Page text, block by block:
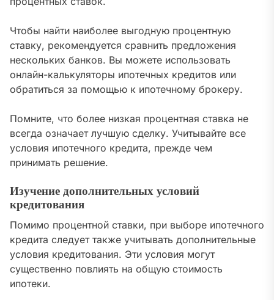
Чтобы найти наиболее выгодную процентную
ставку, рекомендуется сравнить предложения
нескольких банков. Вы можете использовать
онлайн-калькуляторы ипотечных кредитов или
обратиться за помощью к ипотечному брокеру.
Помните, что более низкая процентная ставка не
всегда означает лучшую сделку. Учитывайте все
условия ипотечного кредита, прежде чем
принимать решение.
Изучение дополнительных условий
кредитования
Помимо процентной ставки, при выборе ипотечного
кредита следует также учитывать дополнительные
условия кредитования. Эти условия могут
существенно повлиять на общую стоимость
ипотеки.